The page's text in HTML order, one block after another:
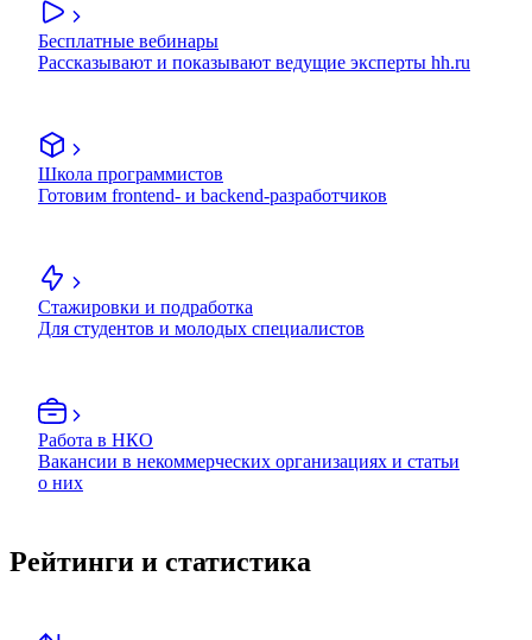
Бесплатные вебинары
Рассказывают и показывают ведущие эксперты hh.ru
Школа программистов
Готовим frontend- и backend-разработчиков
Стажировки и подработка
Для студентов и молодых специалистов
Работа в НКО
Вакансии в некоммерческих организациях и статьи
о них
Рейтинги и статистика